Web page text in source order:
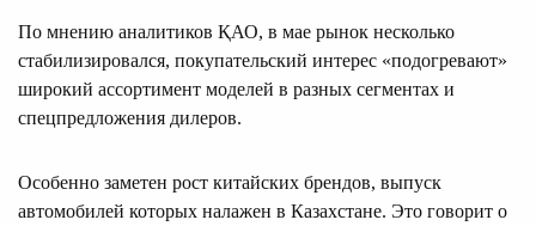
По мнению аналитиков ҚАО, в мае рынок несколько
стабилизировался, покупательский интерес «подогревают»
широкий ассортимент моделей в разных сегментах и
спецпредложения дилеров.
Особенно заметен рост китайских брендов, выпуск
автомобилей которых налажен в Казахстане. Это говорит о